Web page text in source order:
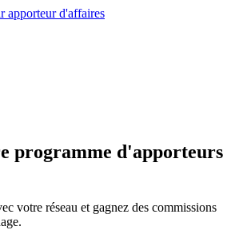
apporteur d'affaires
programme d'apporteurs
votre réseau et gagnez des commissions